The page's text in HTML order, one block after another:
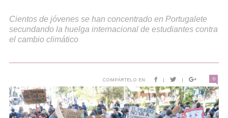
Cientos de jóvenes se han concentrado en Portugalete
secundando la huelga internacional de estudiantes contra
el cambio climático
COMPÁRTELO EN: | | 0